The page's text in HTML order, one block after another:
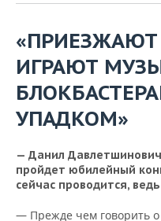
ФИГУРНОЕ КАТАНИЕ
ВОДНЫЕ ВИДЫ СПОРТА
МЕДИЦИНА
ОБРАЗОВАНИЕ
ИГРАЮТ
УПАДКОМ»
— Данил
пройдет юбилейный
сейчас проводится,
— Прежде чем говорить